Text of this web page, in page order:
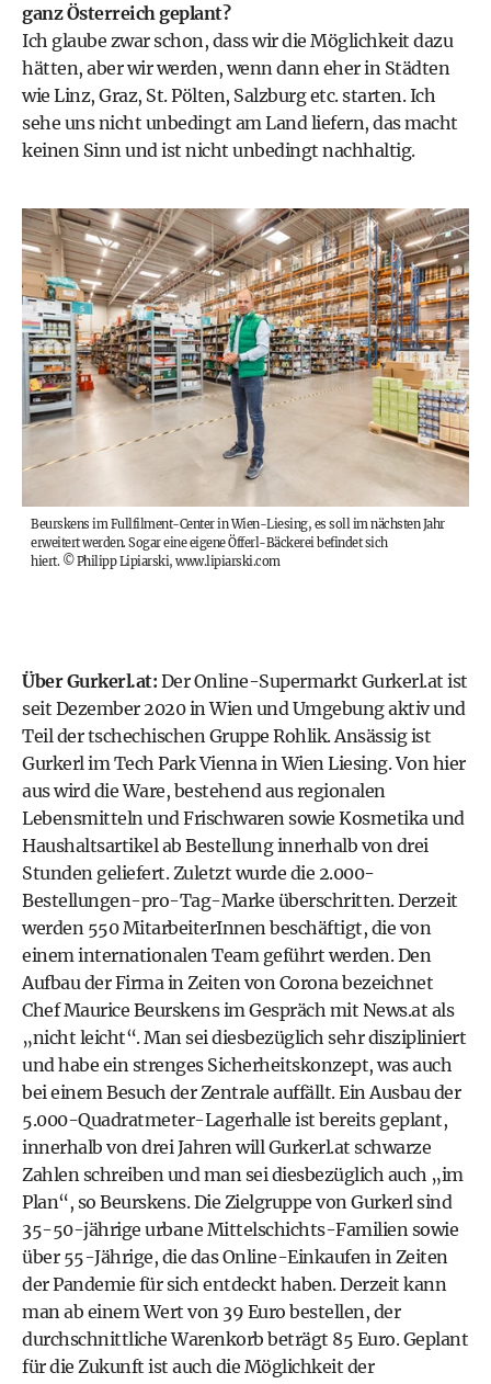
ganz Österreich geplant?
Ich glaube zwar schon, dass wir die Möglichkeit dazu
hätten, aber wir werden, wenn dann eher in Städten
wie Linz, Graz, St. Pölten, Salzburg etc. starten. Ich
sehe uns nicht unbedingt am Land liefern, das macht
keinen Sinn und ist nicht unbedingt nachhaltig.
Beurskens im Fullfilment-Center in Wien-Liesing, es soll im nächsten Jahr
erweitert werden. Sogar eine eigene Öfferl-Bäckerei befindet sich
hiert. ©Philipp Lipiarski, www.lipiarski.com
Über Gurkerl.at: Der Online-Supermarkt Gurkerl.at ist
seit Dezember 2020 in Wien und Umgebung aktiv und
Teil der tschechischen Gruppe Rohlik. Ansässig ist
Gurkerl im Tech Park Vienna in Wien Liesing. Von hier
aus wird die Ware, bestehend aus regionalen
Lebensmitteln und Frischwaren sowie Kosmetika und
Haushaltsartikel ab Bestellung innerhalb von drei
Stunden geliefert. Zuletzt wurde die 2.000-
Bestellungen-pro-Tag-Marke überschritten. Derzeit
werden 550 MitarbeiterInnen beschäftigt, die von
einem internationalen Team geführt werden. Den
Aufbau der Firma in Zeiten von Corona bezeichnet
Chef Maurice Beurskens im Gespräch mit News.at als
„nicht leicht“. Man sei diesbezüglich sehr diszipliniert
und habe ein strenges Sicherheitskonzept, was auch
bei einem Besuch der Zentrale auffällt. Ein Ausbau der
5.000-Quadratmeter-Lagerhalle ist bereits geplant,
innerhalb von drei Jahren will Gurkerl.at schwarze
Zahlen schreiben und man sei diesbezüglich auch „im
Plan“, so Beurskens. Die Zielgruppe von Gurkerl sind
35-50-jährige urbane Mittelschichts-Familien sowie
über 55-Jährige, die das Online-Einkaufen in Zeiten
der Pandemie für sich entdeckt haben. Derzeit kann
man ab einem Wert von 39 Euro bestellen, der
durchschnittliche Warenkorb beträgt 85 Euro. Geplant
für die Zukunft ist auch die Möglichkeit der